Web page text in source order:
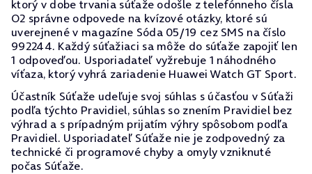
ktorý v dobe trvania súťaže odošle z telefónneho čísla
O2 správne odpovede na kvízové otázky, ktoré sú
uverejnené v magazíne Sóda 05/19 cez SMS na číslo
992244. Každý súťažiaci sa môže do súťaže zapojiť len
1 odpoveďou. Usporiadateľ vyžrebuje 1 náhodného
víťaza, ktorý vyhrá zariadenie Huawei Watch GT Sport.
Účastník Súťaže udeľuje svoj súhlas s účasťou v Súťaži
podľa týchto Pravidiel, súhlas so znením Pravidiel bez
výhrad a s prípadným prijatím výhry spôsobom podľa
Pravidiel. Usporiadateľ Súťaže nie je zodpovedný za
technické či programové chyby a omyly vzniknuté
počas Súťaže.